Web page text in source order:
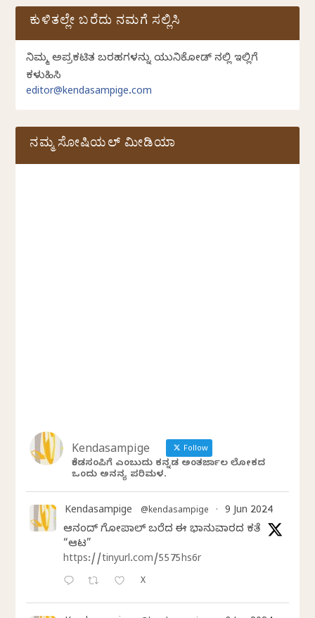
ಕುಳಿತಲ್ಲೇ ಬರೆದು ನಮಗೆ ಸಲ್ಲಿಸಿ
ನಿಮ್ಮ ಅಪ್ರಕಟಿತ ಬರಹಗಳನ್ನು ಯುನಿಕೋಡ್ ನಲ್ಲಿ ಇಲ್ಲಿಗೆ
ಕಳುಹಿಸಿ
editor@kendasampige.com
ನಮ್ಮ ಸೋಷಿಯಲ್‌ ಮೀಡಿಯಾ
Kendasampige Follow
ಕೆಂಡಸಂಪಿಗೆ ಎಂಬುದು ಕನ್ನಡ ಅಂತರ್ಜಾಲ ಲೋಕದ
ಒಂದು ಅನನ್ಯ ಪರಿಮಳ.
Kendasampige @kendasampige · 9 Jun 2024
ಆನಂದ್‌ ಗೋಪಾಲ್‌ ಬರೆದ ಈ ಭಾನುವಾರದ ಕತೆ
“ಆಟ”
https://tinyurl.com/5575hs6r
X